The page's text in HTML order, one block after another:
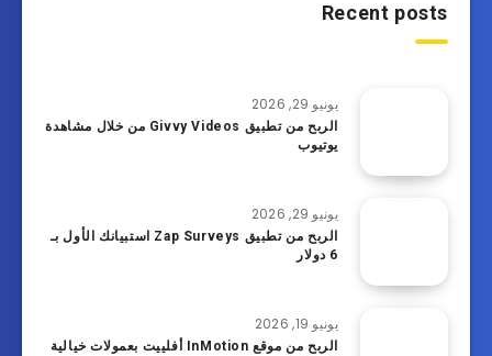
Recent posts
يونيو 29, 2026
الربح من تطبيق Givvy Videos من خلال مشاهدة
يوتيوب
يونيو 29, 2026
الربح من تطبيق Zap Surveys استبيانك الأول بـ
6 دولار
يونيو 19, 2026
الربح من موقع InMotion أفلييت بعمولات خيالية